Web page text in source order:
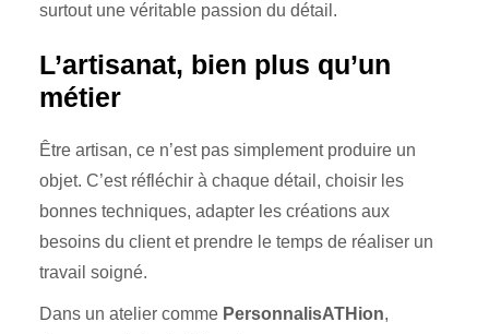
surtout une véritable passion du détail.
L’artisanat, bien plus qu’un
métier
Être artisan, ce n’est pas simplement produire un
objet. C’est réfléchir à chaque détail, choisir les
bonnes techniques, adapter les créations aux
besoins du client et prendre le temps de réaliser un
travail soigné.
Dans un atelier comme PersonnalisATHion,